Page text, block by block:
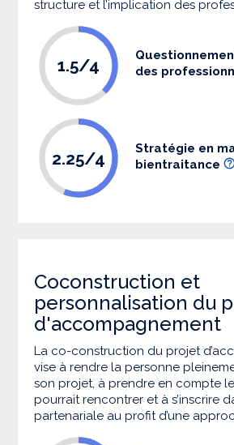
structure et l’implication des
1.5/4
des
2.25/4
Stratégie en
bientraitance
Coconstruction et
personnalisation du
d'accompagnement
La co-construction du projet
vise à rendre la personne
son projet, à prendre en compte
pourrait rencontrer et à s’inscrire
partenariale au profit d’une